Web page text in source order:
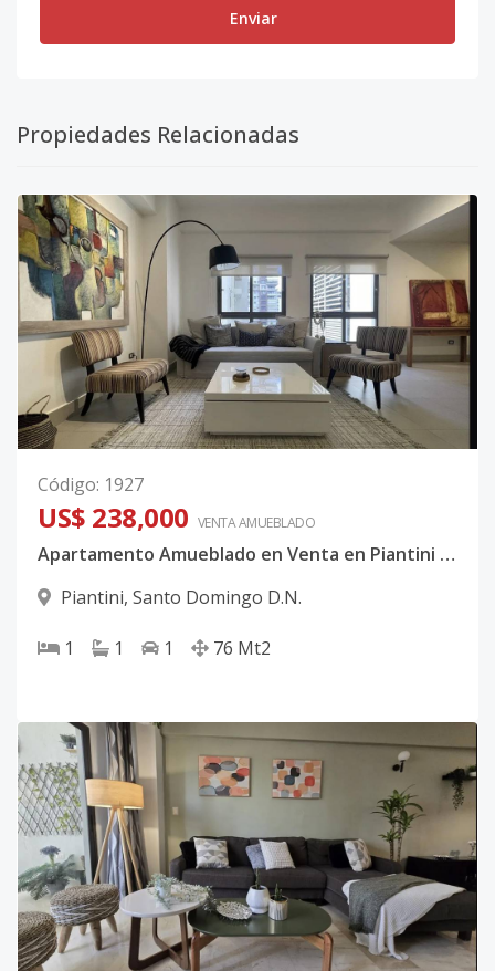
Enviar
Propiedades Relacionadas
Código: 1927
US$ 238,000 VENTA AMUEBLADO
Apartamento Amueblado en Venta en Piantini Santo Domingo | 1 Habitación | Torre Moderna con Amenidades Descubre este exclusivo apartamento amueblado en venta en Piantini, Santo Domingo, ideal para quienes buscan vivir o invertir en una de las zonas más demandadas del Distrito Nacional.
Piantini, Santo Domingo D.N.
1 1 1 76 Mt2